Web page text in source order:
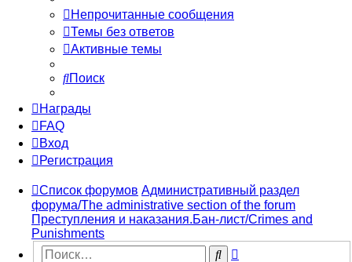
Непрочитанные сообщения
Темы без ответов
Активные темы
Поиск
Награды
FAQ
Вход
Регистрация
Список форумов Административный раздел
форума/The administrative section of the forum
Преступления и наказания.Бан-лист/Crimes and
Punishments
Поиск